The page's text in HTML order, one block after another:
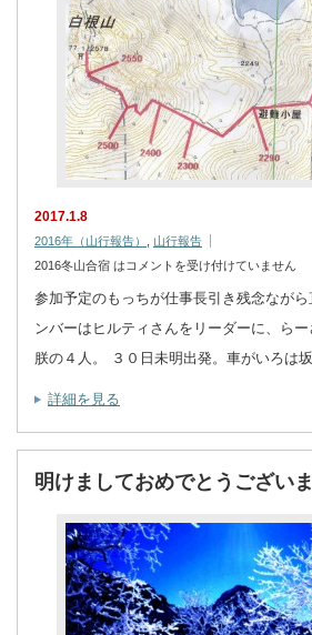
2017.1.8
2016年（山行報告）
山行報告
2016冬山合宿 は コメントを受け付けていません
参加予定のもっちが仕事長引き残念なが
ンバーはヒルティさんをリーダーに、ら
朕の４人。 ３０日未明出発。車がいろは
詳細を見る
明けましておめでとうございま